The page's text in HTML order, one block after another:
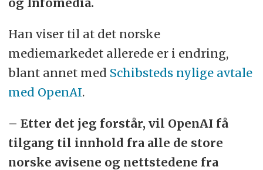
Han viser til at det norske
mediemarkedet allerede er i endring,
blant annet med Schibsteds nylige avtale
med OpenAI.
– Etter det jeg forstår, vil OpenAI få
tilgang til innhold fra alle de store
norske avisene og nettstedene fra